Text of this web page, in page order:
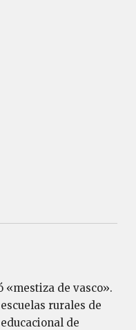
«mestiza de vasco».
rurales de
de